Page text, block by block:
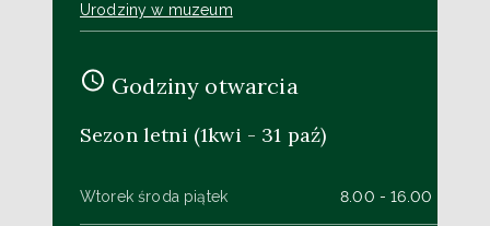
Urodziny w muzeum
Godziny otwarcia
Sezon letni (1kwi - 31 paź)
Wtorek środa piątek 8.00 - 16.00